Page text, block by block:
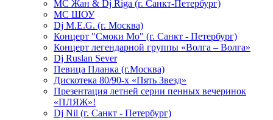
МС Жан & Dj Riga (г. Санкт-Петербург)
МС ШОУ
Dj M.E.G. (г. Москва)
Концерт "Смоки Мо" (г. Санкт - Петербург)
Концерт легендарной группы «Волга – Волга»
Dj Ruslan Sever
Певица Планка (г.Москва)
Дискотека 80/90-х «Пять Звезд»
Презентация летней серии пенных вечеринок
«ПЛЯЖ»!
Dj Nil (г. Санкт - Петербург)